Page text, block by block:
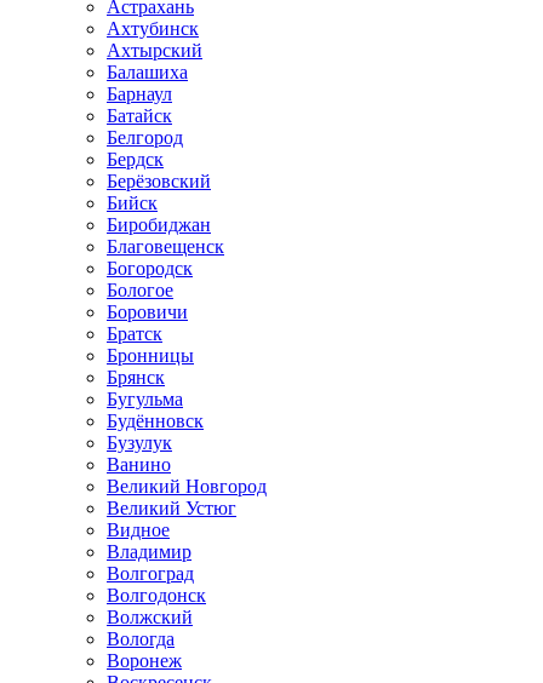
Астрахань
Ахтубинск
Ахтырский
Балашиха
Барнаул
Батайск
Белгород
Бердск
Берёзовский
Бийск
Биробиджан
Благовещенск
Богородск
Бологое
Боровичи
Братск
Бронницы
Брянск
Бугульма
Будённовск
Бузулук
Ванино
Великий Новгород
Великий Устюг
Видное
Владимир
Волгоград
Волгодонск
Волжский
Вологда
Воронеж